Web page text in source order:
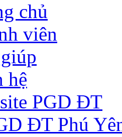
chủ
viên
hệ
PGD ĐT
ĐT Phú